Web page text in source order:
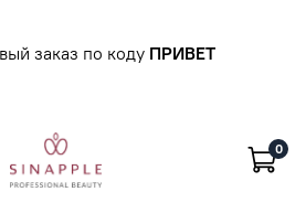
заказ по коду ПРИВЕТ
0